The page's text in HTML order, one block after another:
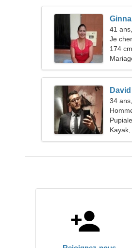
Ginna
41
Je
174
David
34